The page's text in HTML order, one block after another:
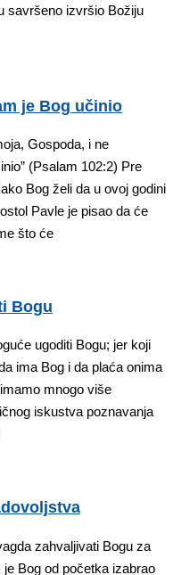
savršeno izvršio Božiju
je Bog učinio
Gospoda, i ne
(Psalam 102:2) Pre
Bog želi da u ovoj godini
Pavle je pisao da će
što će
Bogu
ugoditi Bogu; jer koji
ima Bog i da plaća onima
mnogo više
iskustva poznavanja
zahvaljivati Bogu za
Bog od početka izabrao